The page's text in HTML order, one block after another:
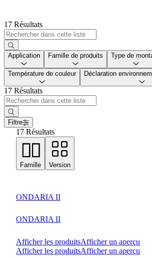
17 Résultats
Application Famille de produits Type de
Température de couleur Déclaration
17 Résultats
Filtre
17 Résultats
Famille Version
ONDARIA II
ONDARIA II
Afficher les produitsAfficher un aperçu
Afficher les produitsAfficher un aperçu